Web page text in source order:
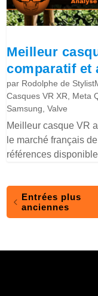
Meilleur
comparatif et
par Rodolphe de
Casques VR XR
Meta
Samsung ,Valve
Meilleur casque VR
le marché français
références
Entrées plus
anciennes